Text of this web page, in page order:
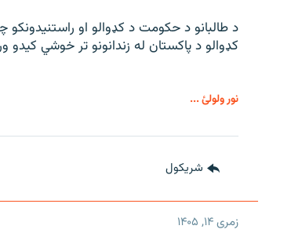
د طالبانو د حکومت د کډوالو او
کډوالو د پاکستان له زندانونو تر خوشي
نور ولولئ ...
شريکول
زمری ۱۴, ۱۴۰۵